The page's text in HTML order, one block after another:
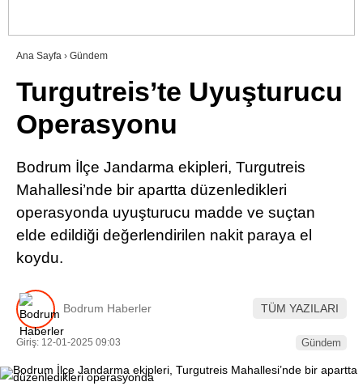
WhatsApp İhbar Hattı
Facebook
Ana Sayfa › Gündem
Turgutreis’te Uyuşturucu
Operasyonu
Bodrum İlçe Jandarma ekipleri, Turgutreis
Mahallesi’nde bir apartta düzenledikleri
operasyonda uyuşturucu madde ve suçtan
elde edildiği değerlendirilen nakit paraya el
koydu.
Bodrum Haberler TÜM YAZILARI
Giriş: 12-01-2025 09:03 Gündem